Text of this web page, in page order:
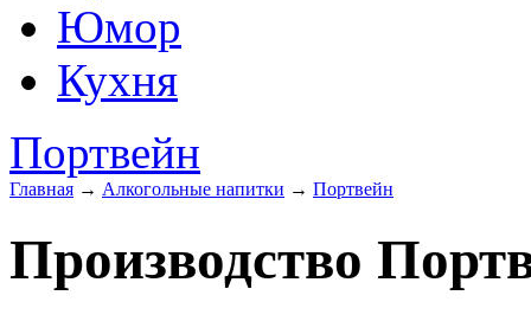
Юмор
Кухня
Портвейн
Главная → Алкогольные напитки → Портвейн
Производство